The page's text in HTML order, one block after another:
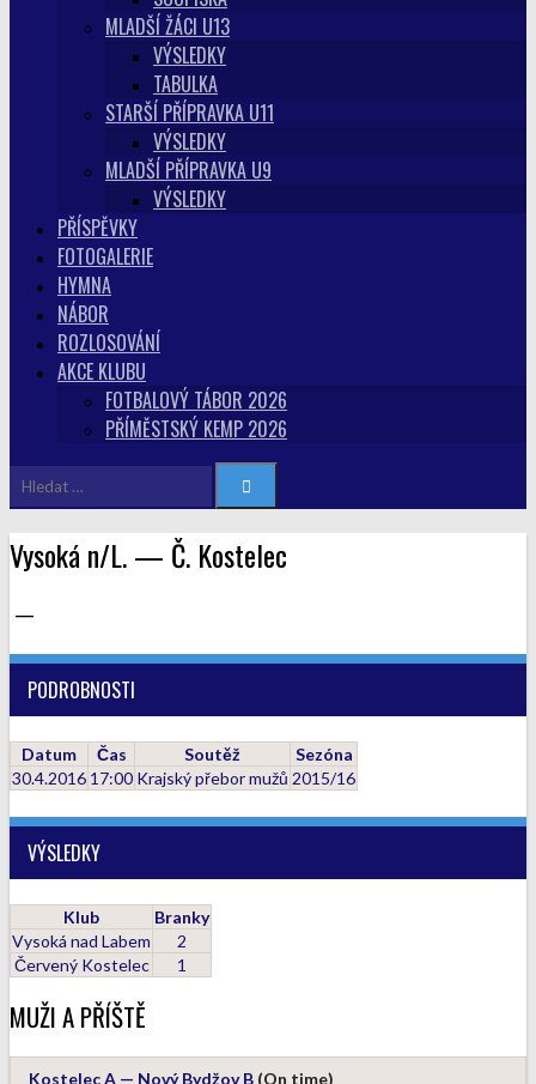
MLADŠÍ ŽÁCI U13
VÝSLEDKY
TABULKA
STARŠÍ PŘÍPRAVKA U11
VÝSLEDKY
MLADŠÍ PŘÍPRAVKA U9
VÝSLEDKY
PŘÍSPĚVKY
FOTOGALERIE
HYMNA
NÁBOR
ROZLOSOVÁNÍ
AKCE KLUBU
FOTBALOVÝ TÁBOR 2026
PŘÍMĚSTSKÝ KEMP 2026
Vyhledávání
Vysoká n/L. — Č. Kostelec
—
PODROBNOSTI
Datum Čas Soutěž
Sezóna
30.4.2016 17:00 Krajský přebor mužů 2015/16
VÝSLEDKY
Klub
Branky
Vysoká nad Labem
2
Červený Kostelec
1
MUŽI A PŘÍŠTĚ
Kostelec A — Nový Bydžov B (On time)